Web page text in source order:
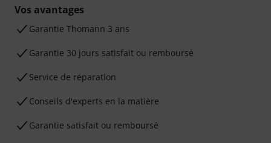
Vos avantages
Ga­ran­tie Thomann 3 ans
Garantie 30 jours satisfait ou remboursé
Service de réparation
Conseils d'experts en la matière
Garantie satisfait ou remboursé